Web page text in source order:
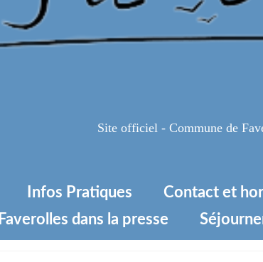
Site officiel - Commune de
Infos Pratiques Contact et
Faverolles dans la presse